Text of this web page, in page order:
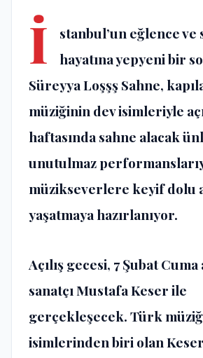
İ
stanbul’un eğlence ve
hayatına yepyeni bir
Süreyya Loşşş Sahne,
müziğinin dev isimleriyle
haftasında sahne alacak
unutulmaz
müzikseverlere keyif dolu
yaşatmaya hazırlanıyor.
Açılış gecesi, 7 Şubat
sanatçı Mustafa Keser ile
gerçekleşecek. Türk
isimlerinden biri olan